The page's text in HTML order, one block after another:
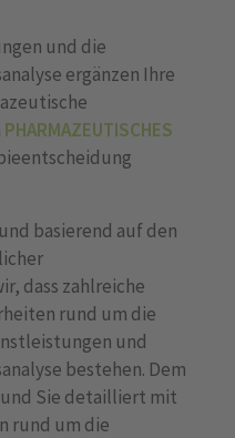
und die
ergänzen Ihre
PHARMAZEUTISCHES
basierend auf den
dass zahlreiche
rund um die
und
bestehen. Dem
Sie detailliert mit
rund um die